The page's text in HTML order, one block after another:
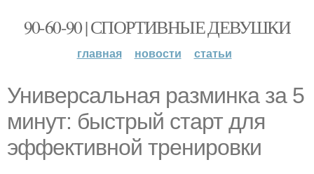
90-60-90 | СПОРТИВНЫЕ ДЕВУШКИ
главная новости статьи
Универсальная разминка за 5
минут: быстрый старт для
эффективной тренировки